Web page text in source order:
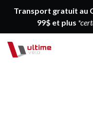
Transport gratuit au
99$ et plus